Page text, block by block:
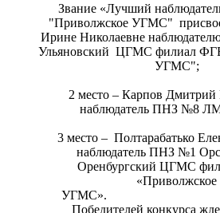
Звание «Лучший
"Приволжское УГМС"
Ирине Николаевне
Ульяновский ЦГМС филиал
УГМС";
2 место – Карпов Дмитрий
наблюдатель ПНЗ №8
3 место – Полтарабатько
наблюдатель ПНЗ №1
Оренбургский ЦГМС
«Приволжское
Победителей конкурса